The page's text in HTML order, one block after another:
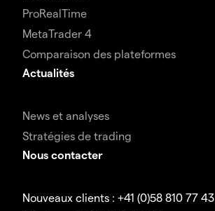
ProRealTime
MetaTrader 4
Comparaison des plateformes
Actualités
News et analyses
Stratégies de trading
Nous contacter
Nouveaux clients : +41 (0)58 810 77 43